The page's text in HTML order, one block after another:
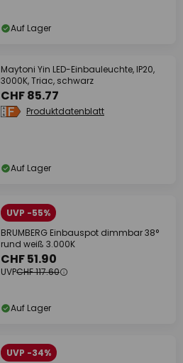
Auf Lager
Maytoni Yin LED-Einbauleuchte, IP20,
3000K, Triac, schwarz
CHF 85.77
Produktdatenblatt
Auf Lager
UVP -55%
BRUMBERG Einbauspot dimmbar 38°
rund weiß 3.000K
CHF 51.90
UVPCHF 117.60
Auf Lager
UVP -34%